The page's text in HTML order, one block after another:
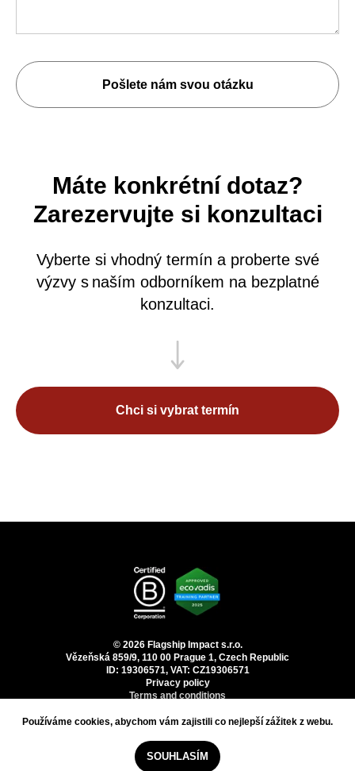
Pošlete nám svou otázku
Máte konkrétní dotaz?
Zarezervujte si konzultaci
Vyberte si vhodný termín a proberte své
výzvy s naším odborníkem na bezplatné
konzultaci.
Chci si vybrat termín
Používáme cookies, abychom vám zajistili co nejlepší zážitek z webu.
SOUHLASÍM
Používáme cookies, abychom vám zajistili co nejlepší zážitek z webu.
SOUHLASÍM
© 2026 Flagship Impact s.r.o.
Vězeňská 859/9, 110 00 Prague 1, Czech Republic
ID: 19306571, VAT: CZ19306571
Privacy policy
Terms and conditions